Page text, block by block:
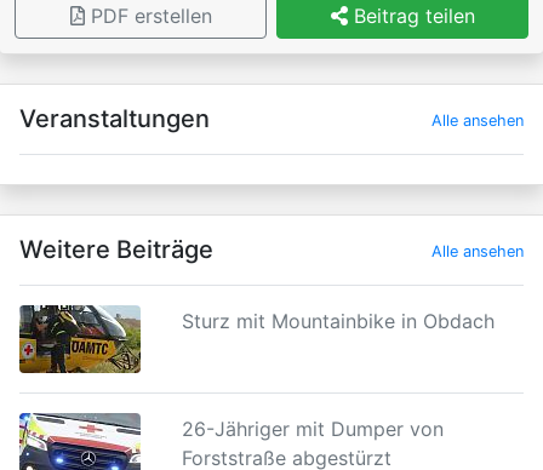
PDF erstellen Beitrag teilen
×
Veranstaltungen Alle ansehen
Weitere Beiträge Alle ansehen
Sturz mit Mountainbike in Obdach
26-Jähriger mit Dumper von
Forststraße abgestürzt